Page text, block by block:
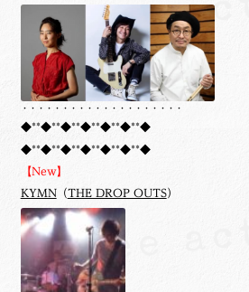
・・・・・・・・・・・・・・・・・・・・
◆**◆**◆**◆**◆**◆**◆
◆**◆**◆**◆**◆**◆**◆
【New】
KYMN（THE DROP OUTS）